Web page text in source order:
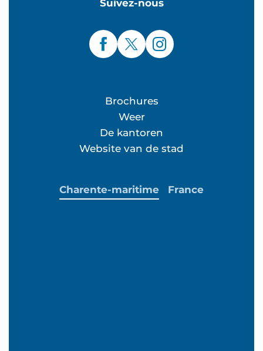
Suivez-nous
Brochures
Weer
De kantoren
Website van de stad
Charente-maritime France